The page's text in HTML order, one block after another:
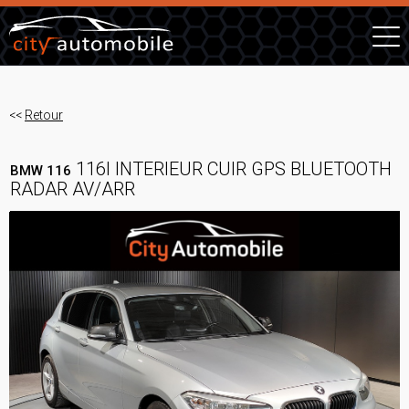
<< Retour
BMW 116 116I INTERIEUR CUIR GPS BLUETOOTH
RADAR AV/ARR